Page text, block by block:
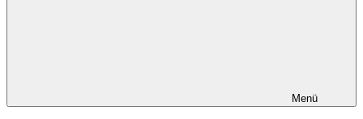
Menü